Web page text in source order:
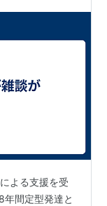
よる支援を受
間定型発達と